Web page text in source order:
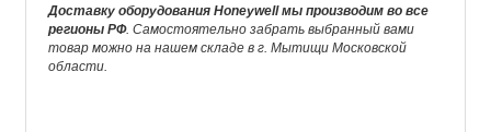
Доставку оборудования Honeywell мы производим во все
регионы РФ. Самостоятельно забрать выбранный вами
товар можно на нашем складе в г. Мытищи Московской
области.